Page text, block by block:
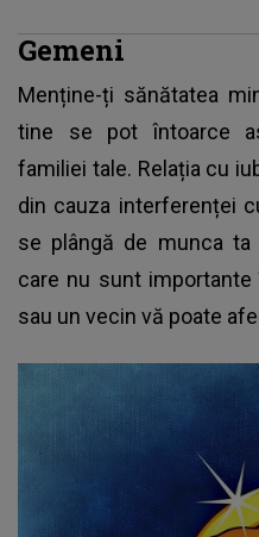
Gemeni
Menține-ți sănătatea
tine se pot întoarce
familiei tale. Relația cu
din cauza interferenței
se plângă de munca
care nu sunt importante
sau un vecin vă poate